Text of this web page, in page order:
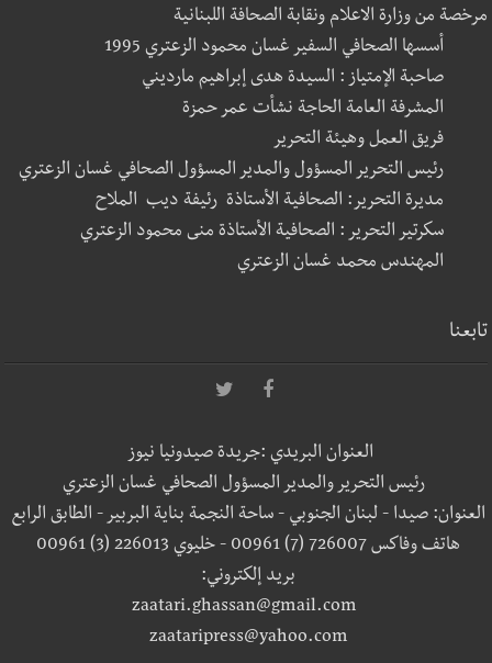
مرخصة من وزارة الاعلام ونقابة الصحافة اللبنانية
أسسها الصحافي السفير غسان محمود الزعتري 1995
صاحبة الإمتياز : السيدة هدى إبراهيم مارديني
المشرفة العامة الحاجة نشأت عمر حمزة
فريق العمل وهيئة التحرير
رئيس التحرير المسؤول والمدير المسؤول الصحافي غسان الزعتري
مديرة التحرير: الصحافية الأستاذة رئيفة ديب الملاح
سكرتير التحرير : الصحافية الأستاذة منى محمود الزعتري
المهندس محمد غسان الزعتري
تابعنا
العنوان البريدي :جريدة صيدونيا نيوز
رئيس التحرير والمدير المسؤول الصحافي غسان الزعتري
العنوان: صيدا - لبنان الجنوبي - ساحة النجمة بناية البربير - الطابق الرابع
هاتف وفاكس 726007 (7) 00961 - خليوي 226013 (3) 00961
بريد إلكتروني:
zaatari.ghassan@gmail.com
zaataripress@yahoo.com